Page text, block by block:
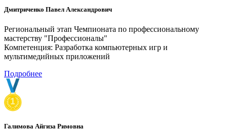
Дмитриченко Павел Александрович
Региональный этап Чемпионата по профессиональному
мастерству "Профессионалы"
Компетенция: Разработка компьютерных игр и
мультимедийных приложений
Подробнее
Галимова Айгиза Римовна